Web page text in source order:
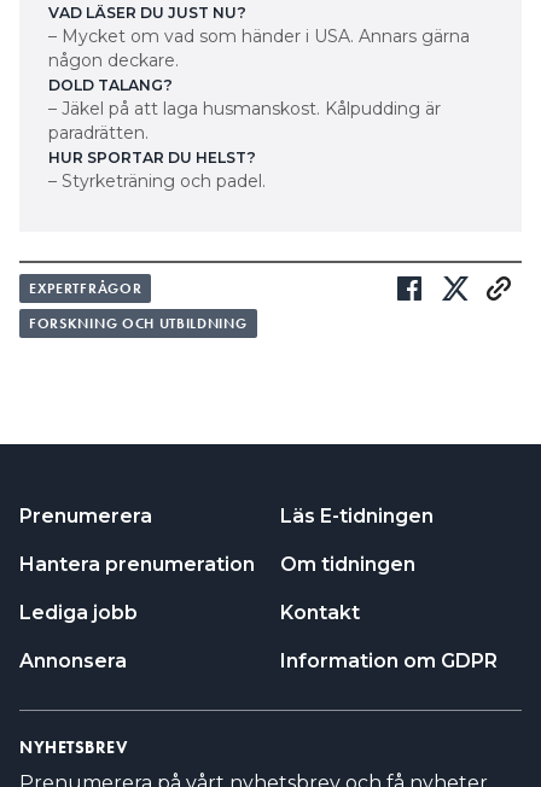
VAD LÄSER DU JUST NU?
– Mycket om vad som händer i USA. Annars gärna
någon deckare.
DOLD TALANG?
– Jäkel på att laga husmanskost. Kålpudding är
paradrätten.
HUR SPORTAR DU HELST?
– Styrketräning och padel.
EXPERTFRÅGOR
FORSKNING OCH UTBILDNING
Prenumerera
Hantera prenumeration
Lediga jobb
Annonsera
Läs E-tidningen
Om tidningen
Kontakt
Information om GDPR
NYHETSBREV